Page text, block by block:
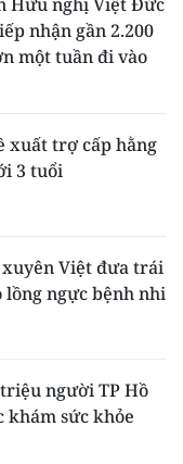
nhận gần 2.200
một tuần đi vào
xuất trợ cấp hằng
3 tuổi
Việt đưa trái
ngực bệnh nhi
người TP Hồ
khám sức khỏe